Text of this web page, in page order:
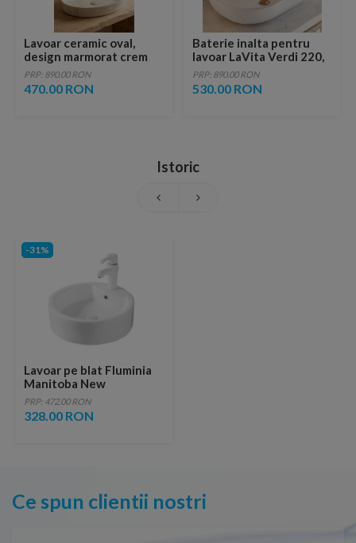
Lavoar ceramic oval,
design marmorat crem
lucios cu vene aurii,
ventil inclus
PRP: 890.00 RON
470.00 RON
Baterie inalta pentru
lavoar LaVita Verdi 220,
fara ventil, brushed
copper
PRP: 890.00 RON
530.00 RON
Istoric
-31%
Lavoar pe blat Fluminia
Manitoba New
48,5x48,5xH15 cm
PRP: 472.00 RON
328.00 RON
Ce spun clientii nostri